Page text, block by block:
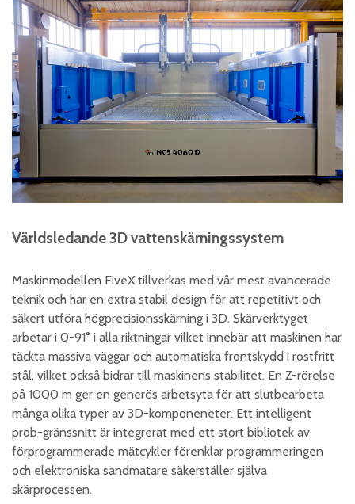
Världsledande 3D vattenskärningssystem
Maskinmodellen FiveX tillverkas med vår mest avancerade
teknik och har en extra stabil design för att repetitivt och
säkert utföra högprecisionsskärning i 3D. Skärverktyget
arbetar i 0-91° i alla riktningar vilket innebär att maskinen har
täckta massiva väggar och automatiska frontskydd i rostfritt
stål, vilket också bidrar till maskinens stabilitet. En Z-rörelse
på 1000 m ger en generös arbetsyta för att slutbearbeta
många olika typer av 3D-komponeneter. Ett intelligent
prob-gränssnitt är integrerat med ett stort bibliotek av
förprogrammerade mätcykler förenklar programmeringen
och elektroniska sandmatare säkerställer själva
skärprocessen.